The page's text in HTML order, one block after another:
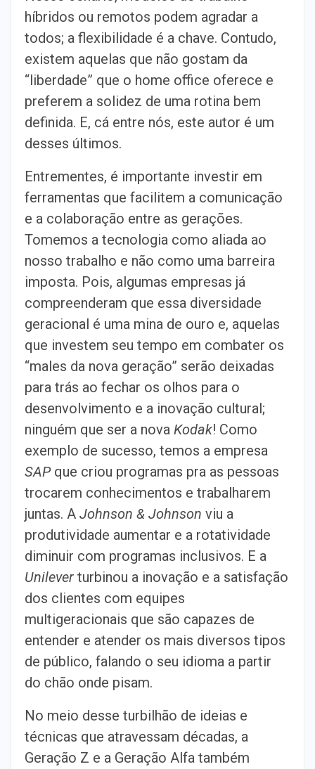
híbridos ou remotos podem agradar a
todos; a flexibilidade é a chave. Contudo,
existem aquelas que não gostam da
“liberdade” que o home office oferece e
preferem a solidez de uma rotina bem
definida. E, cá entre nós, este autor é um
desses últimos.
Entrementes, é importante investir em
ferramentas que facilitem a comunicação
e a colaboração entre as gerações.
Tomemos a tecnologia como aliada ao
nosso trabalho e não como uma barreira
imposta. Pois, algumas empresas já
compreenderam que essa diversidade
geracional é uma mina de ouro e, aquelas
que investem seu tempo em combater os
“males da nova geração” serão deixadas
para trás ao fechar os olhos para o
desenvolvimento e a inovação cultural;
ninguém que ser a nova Kodak! Como
exemplo de sucesso, temos a empresa
SAPque criou programas pra as pessoas
trocarem conhecimentos e trabalharem
juntas. A Johnson & Johnson viu a
produtividade aumentar e a rotatividade
diminuir com programas inclusivos. E a
Unilever turbinou a inovação e a satisfação
dos clientes com equipes
multigeracionais que são capazes de
entender e atender os mais diversos tipos
de público, falando o seu idioma a partir
do chão onde pisam.
No meio desse turbilhão de ideias e
técnicas que atravessam décadas, a
Geração Z e a Geração Alfa também